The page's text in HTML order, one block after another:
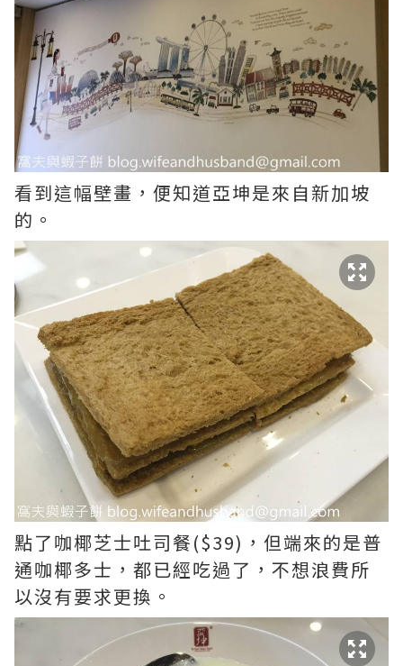
看到這幅壁畫，便知道亞坤是來自新加坡
的。
點了咖椰芝士吐司餐($39)，但端來的是普
通咖椰多士，都已經吃過了，不想浪費所
以沒有要求更換。